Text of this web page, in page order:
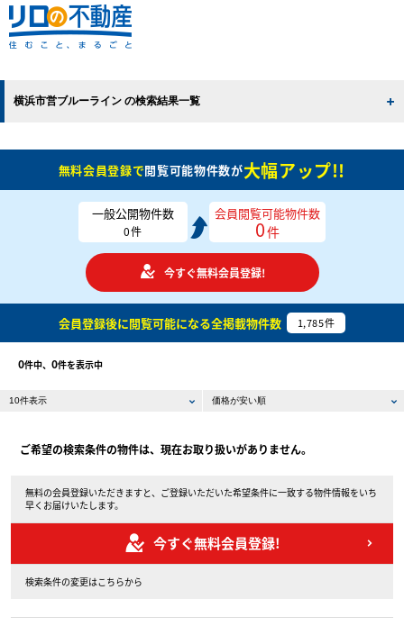
横浜市営ブルーライン の検索結果一覧
無料会員登録で閲覧可能物件数が大幅アップ!!
一般公開物件数
0件
会員閲覧可能物件数
0件
今すぐ無料会員登録!
会員登録後に閲覧可能になる全掲載物件数 1,785件
0件中、 0件を表示中
ご希望の検索条件の物件は、現在お取り扱いがありません。
無料の会員登録いただきますと、ご登録いただいた希望条件に一致する物件情報をいち
早くお届けいたします。
今すぐ無料会員登録!
検索条件の変更はこちらから